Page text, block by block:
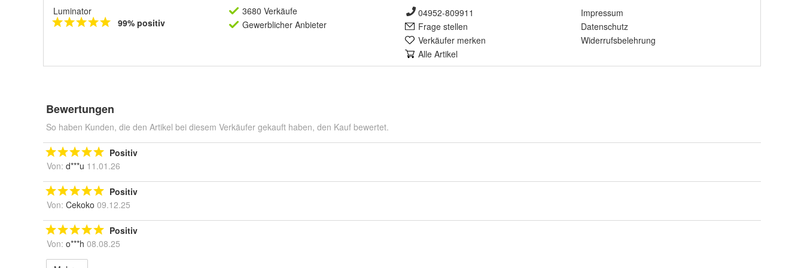
Luminator
99% positiv
3680 Verkäufe
Gewerblicher Anbieter
04952-809911
Frage stellen
Verkäufer merken
Alle Artikel
Impressum
Datenschutz
Widerrufsbelehrung
Bewertungen
So haben Kunden, die den Artikel bei diesem Verkäufer gekauft haben, den Kauf bewertet.
Positiv
Von: d***u 11.01.26
Positiv
Von: Cekoko 09.12.25
Positiv
Von: o***h 08.08.25